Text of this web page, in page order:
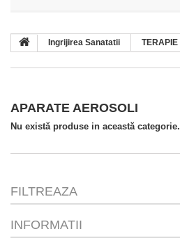
Ingrijirea Sanatatii TERAPIE
APARATE AEROSOLI
Nu există produse in această categorie.
FILTREAZA
INFORMATII